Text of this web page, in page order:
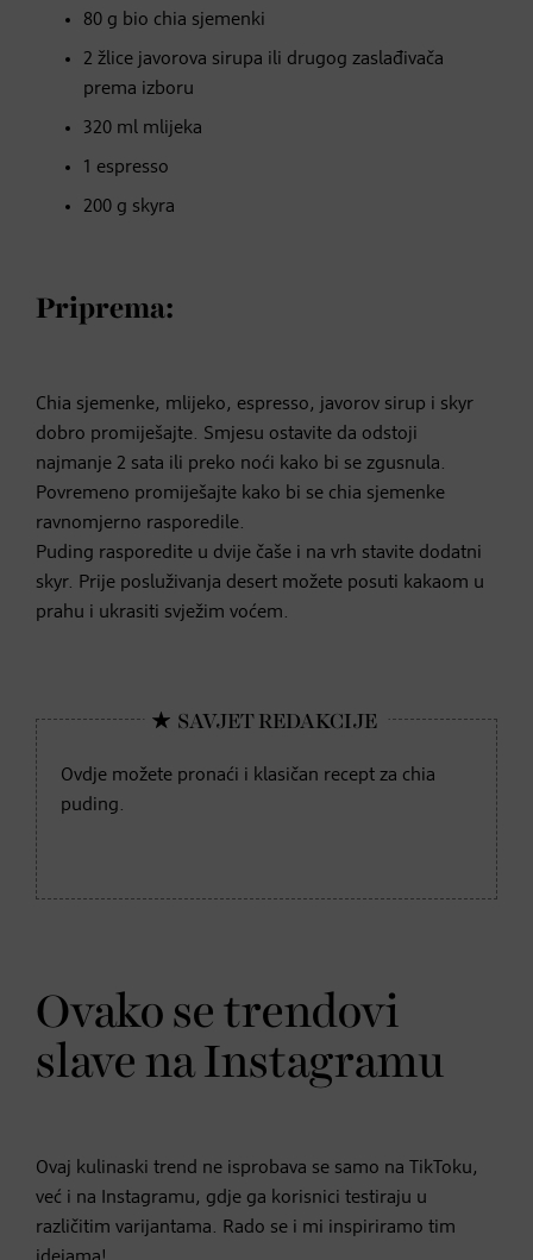
80 g bio chia sjemenki
2 žlice javorova sirupa ili drugog zaslađivača
prema izboru
320 ml mlijeka
1 espresso
200 g skyra
Priprema:
Chia sjemenke, mlijeko, espresso, javorov sirup i skyr
dobro promiješajte. Smjesu ostavite da odstoji
najmanje 2 sata ili preko noći kako bi se zgusnula.
Povremeno promiješajte kako bi se chia sjemenke
ravnomjerno rasporedile.
Puding rasporedite u dvije čaše i na vrh stavite dodatni
skyr. Prije posluživanja desert možete posuti kakaom u
prahu i ukrasiti svježim voćem.
Ovdje možete pronaći i klasičan recept za chia
puding.
Ovako se trendovi
slave na Instagramu
Ovaj kulinaski trend ne isprobava se samo na TikToku,
već i na Instagramu, gdje ga korisnici testiraju u
različitim varijantama. Rado se i mi inspiriramo tim